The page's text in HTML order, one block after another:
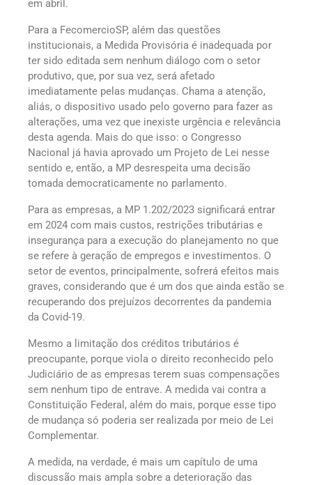
em abril.
Para a FecomercioSP, além das questões
institucionais, a Medida Provisória é inadequada por
ter sido editada sem nenhum diálogo com o setor
produtivo, que, por sua vez, será afetado
imediatamente pelas mudanças. Chama a atenção,
aliás, o dispositivo usado pelo governo para fazer as
alterações, uma vez que inexiste urgência e relevância
desta agenda. Mais do que isso: o Congresso
Nacional já havia aprovado um Projeto de Lei nesse
sentido e, então, a MP desrespeita uma decisão
tomada democraticamente no parlamento.
Para as empresas, a MP 1.202/2023 significará entrar
em 2024 com mais custos, restrições tributárias e
insegurança para a execução do planejamento no que
se refere à geração de empregos e investimentos. O
setor de eventos, principalmente, sofrerá efeitos mais
graves, considerando que é um dos que ainda estão se
recuperando dos prejuízos decorrentes da pandemia
da Covid-19.
Mesmo a limitação dos créditos tributários é
preocupante, porque viola o direito reconhecido pelo
Judiciário de as empresas terem suas compensações
sem nenhum tipo de entrave. A medida vai contra a
Constituição Federal, além do mais, porque esse tipo
de mudança só poderia ser realizada por meio de Lei
Complementar.
A medida, na verdade, é mais um capítulo de uma
discussão mais ampla sobre a deterioração das